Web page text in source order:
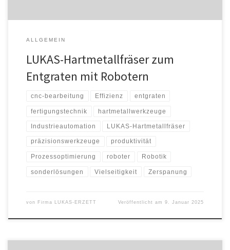
ALLGEMEIN
LUKAS-Hartmetallfräser zum
Entgraten mit Robotern
cnc-bearbeitung Effizienz entgraten
fertigungstechnik hartmetallwerkzeuge
Industrieautomation LUKAS-Hartmetallfräser
präzisionswerkzeuge produktivität
Prozessoptimierung roboter Robotik
sonderlösungen Vielseitigkeit Zerspanung
von Firma LUKAS-ERZETT Veröffentlicht am9. Januar 2025